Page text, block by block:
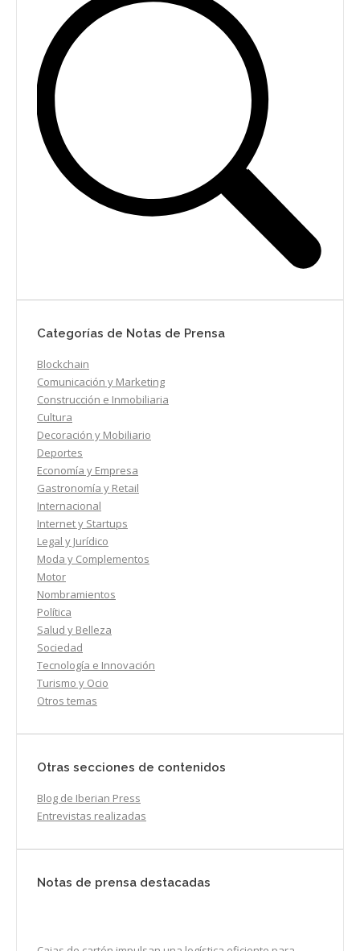
Categorías de Notas de Prensa
Blockchain
Comunicación y Marketing
Construcción e Inmobiliaria
Cultura
Decoración y Mobiliario
Deportes
Economía y Empresa
Gastronomía y Retail
Internacional
Internet y Startups
Legal y Jurídico
Moda y Complementos
Motor
Nombramientos
Política
Salud y Belleza
Sociedad
Tecnología e Innovación
Turismo y Ocio
Otros temas
Otras secciones de contenidos
Blog de Iberian Press
Entrevistas realizadas
Notas de prensa destacadas